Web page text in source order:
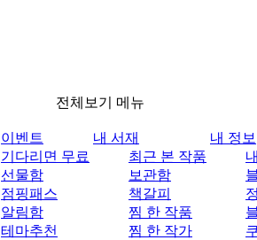
전체보기 메뉴
이벤트
기다리면 무료
선물함
점핑패스
알림함
테마추천
내 서재
최근 본 작품
보관함
책갈피
찜 한 작품
찜 한 작가
내 정보